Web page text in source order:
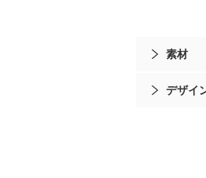
素材
デザイ